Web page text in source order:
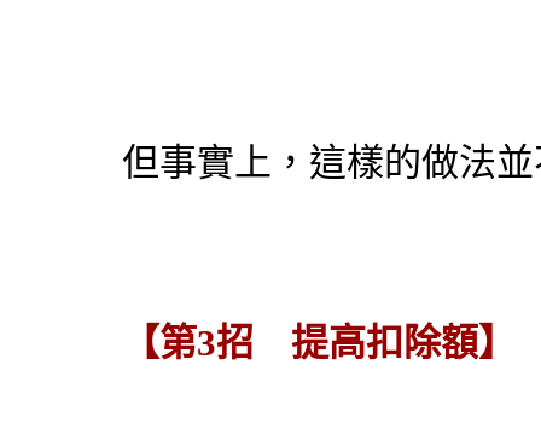
但事實上，這樣的做法
【第3招 提高扣除額】